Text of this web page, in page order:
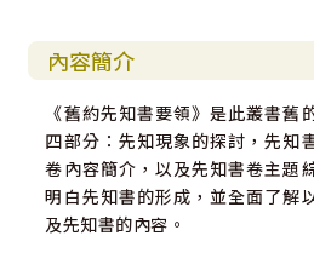
內容簡介
《舊約先知書要領》是此叢書舊
四部分：先知現象的探討，先知
卷內容簡介，以及先知書卷主題
明白先知書的形成，並全面了解
及先知書的內容。